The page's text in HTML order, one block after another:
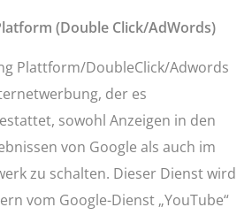
(Double Click/AdWords)
Plattform/DoubleClick/Adwords
der es
sowohl Anzeigen in den
von Google als auch im
zu schalten. Dieser Dienst wird
vom Google-Dienst „YouTube“